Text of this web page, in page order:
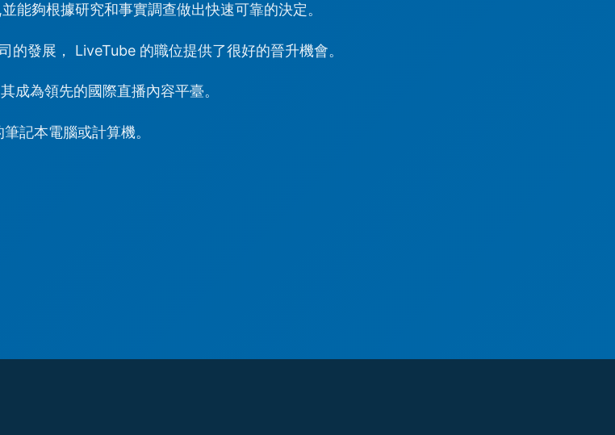
能夠根據研究和事實調查做出快速可靠的決定。
發展， LiveTube 的職位提供了很好的晉升機會。
成為領先的國際直播內容平臺。
記本電腦或計算機。